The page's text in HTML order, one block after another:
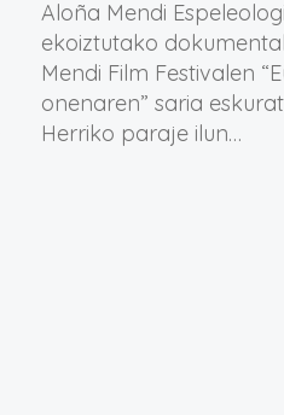
Aloña Mendi
ekoiztutako
Mendi Film Festivalen
onenaren” saria
Herriko paraje ilun…